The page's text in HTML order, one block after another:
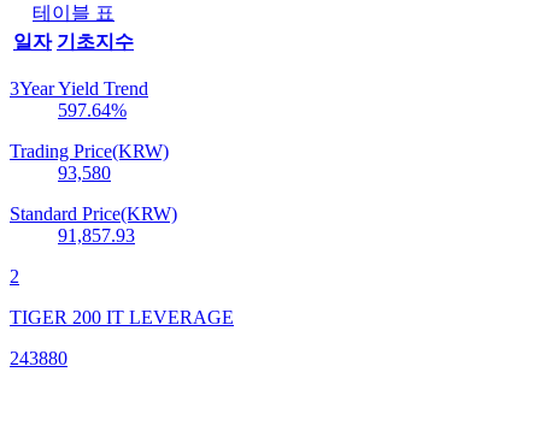
테이블 표
일자 기초지수
3Year Yield Trend
597.64%
Trading Price(KRW)
93,580
Standard Price(KRW)
91,857.93
2
TIGER 200 IT LEVERAGE
243880